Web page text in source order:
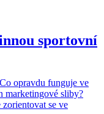
sportovní
opravdu funguje ve
marketingové sliby?
se ve